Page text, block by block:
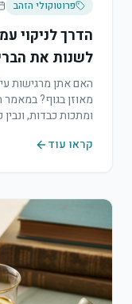
פרוטוקולי הזהב
הדרך לניקוי
לשנות את
האם אתן מרגישות
מאוזן בגוף? במאמר
ומתכות כבדות,
קראו עוד